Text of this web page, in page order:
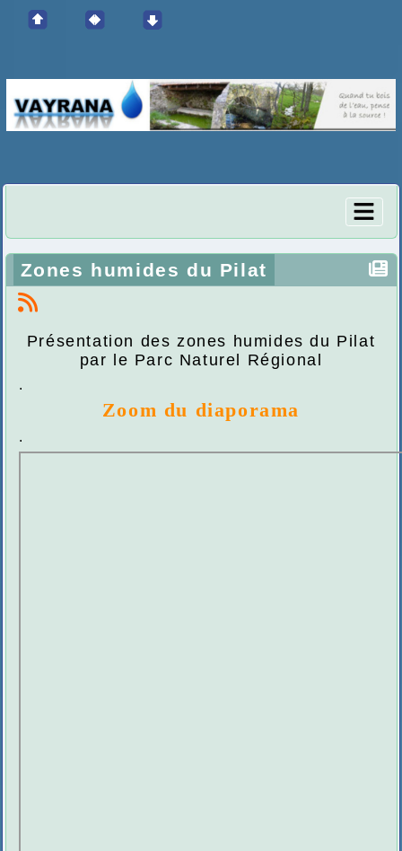
Zones humides du Pilat
Présentation des zones humides du Pilat
par le Parc Naturel Régional
.
Zoom du diaporama
.